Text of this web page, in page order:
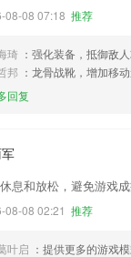
08-08 07:18 推荐
琦 ：强化装备，抵御敌
邦 ：龙骨战靴，增加移
回复
息和放松，避免游戏成
08-08 02:21 推荐
叶启 ：提供更多的游戏